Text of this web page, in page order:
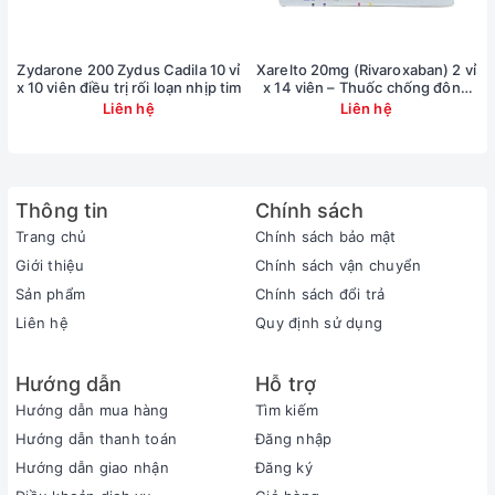
Mẫn cảm với bất kì thành phần nào của thuốc.
Block tim độ II và III.
Sốc do tim.
Nhịp tim chậm nhiều.
Tác dụng không mong muốn (Tác dụng phụ)
khi sử dụng Trandate 200mg như sau:
Hạ huyết áp thế đứng.
Phù nề.
Zydarone 200 Zydus Cadila 10 vỉ
x 10 viên điều trị rối loạn nhịp tim
Liên hệ
Xarelto 20mg (Rivaroxaban) 2 vỉ
x 14 viên – Thuốc chống đông
máu
Liên hệ
Thông tin
Trang chủ
Giới thiệu
Sản phẩm
Liên hệ
Chính sách
Chính sách bảo mật
Chính sách vận chuyển
Chính sách đổi trả
Quy định sử dụng
Hướng dẫn
Hướng dẫn mua hàng
Hướng dẫn thanh toán
Hướng dẫn giao nhận
Hỗ trợ
Tìm kiếm
Đăng nhập
Đăng ký